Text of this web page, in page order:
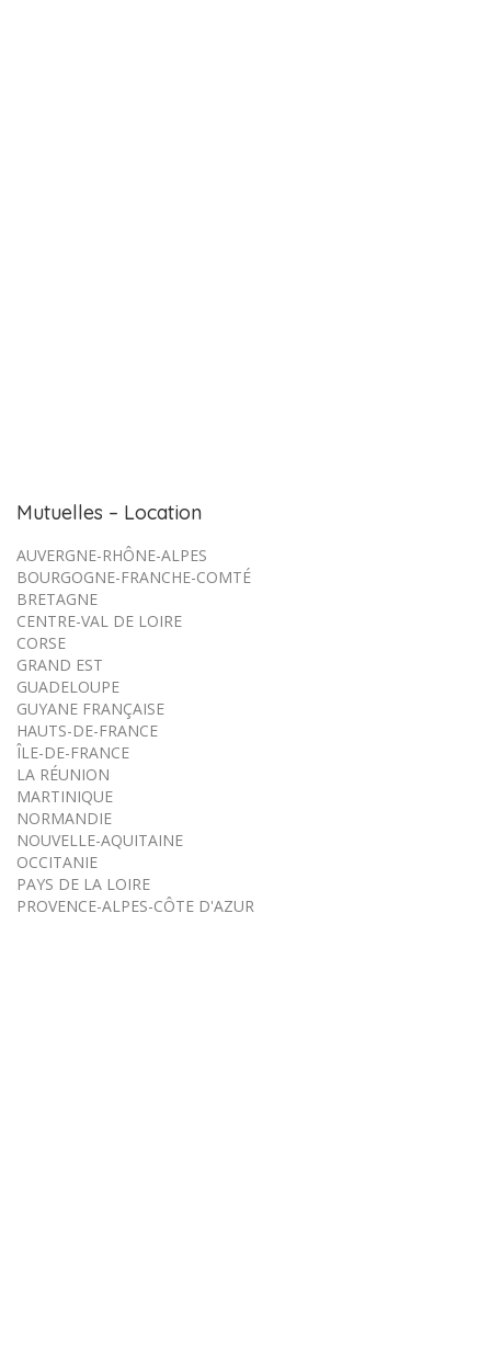
Mutuelles – Location
AUVERGNE-RHÔNE-ALPES
BOURGOGNE-FRANCHE-COMTÉ
BRETAGNE
CENTRE-VAL DE LOIRE
CORSE
GRAND EST
GUADELOUPE
GUYANE FRANÇAISE
HAUTS-DE-FRANCE
ÎLE-DE-FRANCE
LA RÉUNION
MARTINIQUE
NORMANDIE
NOUVELLE-AQUITAINE
OCCITANIE
PAYS DE LA LOIRE
PROVENCE-ALPES-CÔTE D'AZUR